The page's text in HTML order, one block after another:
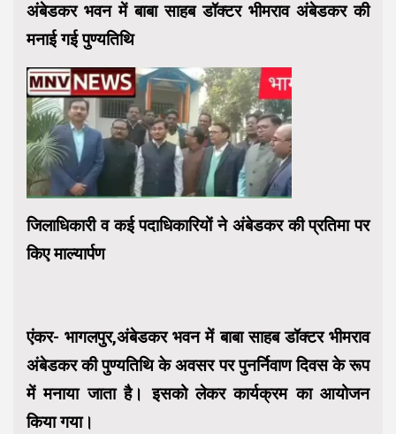
अंबेडकर भवन में बाबा साहब डॉक्टर भीमराव अंबेडकर की
मनाई गई पुण्यतिथि
जिलाधिकारी व कई पदाधिकारियों ने अंबेडकर की प्रतिमा पर
किए माल्यार्पण
एंकर- भागलपुर,अंबेडकर भवन में बाबा साहब डॉक्टर भीमराव
अंबेडकर की पुण्यतिथि के अवसर पर पुनर्निवाण दिवस के रूप
में मनाया जाता है। इसको लेकर कार्यक्रम का आयोजन
किया गया।